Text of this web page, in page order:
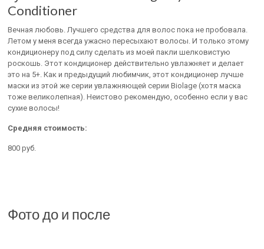
Conditioner
Вечная любовь. Лучшего средства для волос пока не пробовала.
Летом у меня всегда ужасно пересыхают волосы. И только этому
кондиционеру под силу сделать из моей пакли шелковистую
роскошь. Этот кондиционер действительно увлажняет и делает
это на 5+. Как и предыдущий любимчик, этот кондиционер лучше
маски из этой же серии увлажняющей серии Biolage (хотя маска
тоже великолепная). Неистово рекомендую, особенно если у вас
сухие волосы!
Средняя стоимость:
800 руб.
Фото до и после